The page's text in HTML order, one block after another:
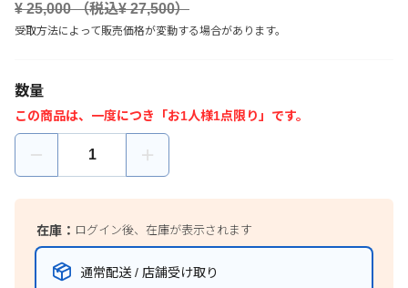
¥ 25,000（税込¥27,500）
受取方法によって販売価格が変動する場合があります。
数量
この商品は、一度につき「お1人様1点限り」です。
在庫： ログイン後、在庫が表示されます
通常配送 / 店舗受け取り